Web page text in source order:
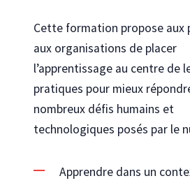
Cette formation propose aux
aux organisations de placer
l’apprentissage au centre de
pratiques pour mieux
nombreux défis humains et
technologiques posés par le
Apprendre dans un